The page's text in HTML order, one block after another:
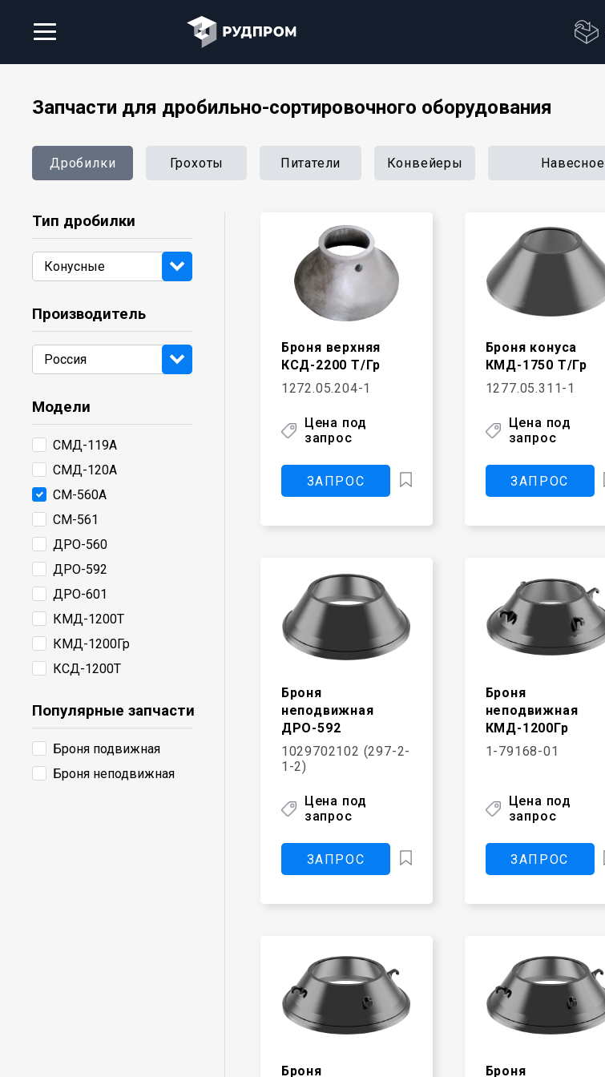
Запчасти для дробильно-сортировочного оборудования
Дробилки Грохоты Питатели Конвейеры Навесное
Тип дробилки
Производитель
Модели
СМД-119А
СМД-120А
СМ-560А
СМ-561
ДРО-560
ДРО-592
ДРО-601
КМД-1200Т
КМД-1200Гр
КСД-1200Т
КМД-1750Т/Гр
КМД-1750Т
КСД-1750Т/Гр
Популярные запчасти
Броня подвижная
Броня неподвижная
Броня верхняя
КСД-2200 Т/Гр
1272.05.204-1
Цена под
запрос
ЗАПРОС
Броня конуса
КМД-1750 Т/Гр
1277.05.311-1
Цена под
запрос
ЗАПРОС
Броня
неподвижная
ДРО-592
1029702102 (297-2-
1-2)
Цена под
запрос
ЗАПРОС
Броня
неподвижная
КМД-1200Гр
1-79168-01
Цена под
запрос
ЗАПРОС
Броня Броня